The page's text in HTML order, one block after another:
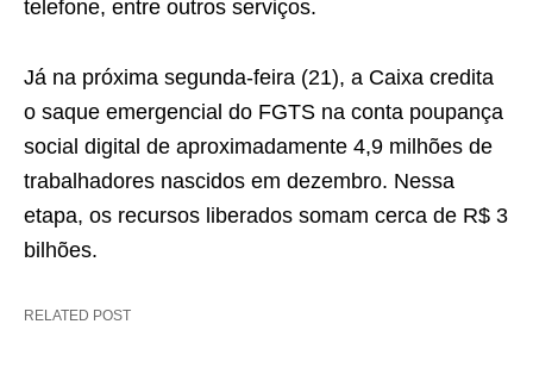
telefone, entre outros serviços.
Já na próxima segunda-feira (21), a Caixa credita
o saque emergencial do FGTS na conta poupança
social digital de aproximadamente 4,9 milhões de
trabalhadores nascidos em dezembro. Nessa
etapa, os recursos liberados somam cerca de R$ 3
bilhões.
RELATED POST